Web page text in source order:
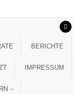
BERICHTE
IMPRESSUM
–